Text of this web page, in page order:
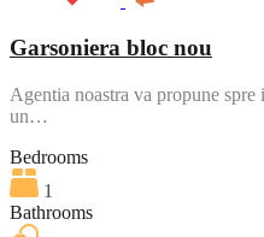
Garsoniera bloc nou
Agentia noastra va propune
un…
Bedrooms
1
Bathrooms